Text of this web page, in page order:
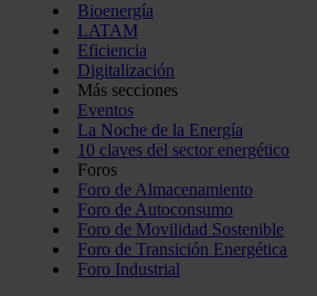
Bioenergía
LATAM
Eficiencia
Digitalización
Más secciones
Eventos
La Noche de la Energía
10 claves del sector energético
Foros
Foro de Almacenamiento
Foro de Autoconsumo
Foro de Movilidad Sostenible
Foro de Transición Energética
Foro Industrial